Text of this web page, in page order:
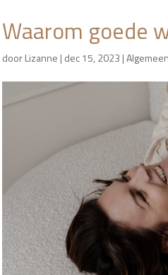
Waarom goede
doorLizanne | dec 15, 2023 |Algemeen